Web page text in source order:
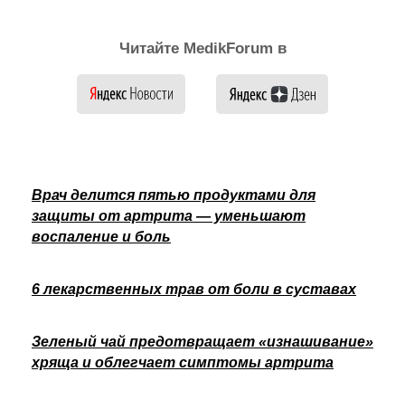
Читайте MedikForum в
Врач делится пятью продуктами для
защиты от артрита — уменьшают
воспаление и боль
6 лекарственных трав от боли в суставах
Зеленый чай предотвращает «изнашивание»
хряща и облегчает симптомы артрита